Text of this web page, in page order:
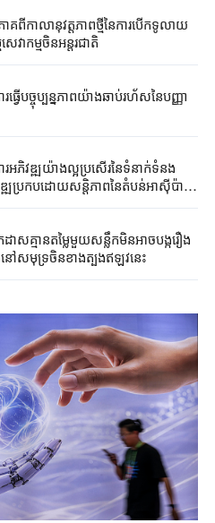
ពី​កាលានុវត្តភាពថ្មីនៃ​ការបើកទូលាយ​
ាកម្ម​ចិន​អន្តរជាតិ​
ើ​បច្ចុប្បន្នភាព​យ៉ាង​ឆាប់​រហ័ស​នៃ​​បញ្ញា
អភិវឌ្ឍ​យ៉ាង​ល្អប្រសើរ​នៃ​ទំនាក់ទំនង​
ឍ​ប្រកបដោយ​សន្តិភាពនៃ​តំបន់អាស៊ី​ប៉ា
សគ្មានតម្លៃមួយសន្លឹកមិន​អាច​បង្ករឿង​
នៅសមុទ្រចិនខាងត្បូងឥឡូវនេះ